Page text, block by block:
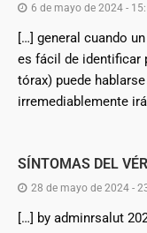
6 de mayo de 2024 -
[…] general cuando
es fácil de identificar
tórax) puede
irremediablemente
SÍNTOMAS DEL
28 de mayo de 2024 -
[…] by adminrsalut